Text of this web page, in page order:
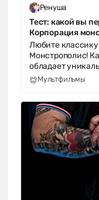
Ренуша
Тест: какой вы
Корпорация
Любите классику
Монстрополис! Каждый монстр в компании
обладает
Мультфильмы